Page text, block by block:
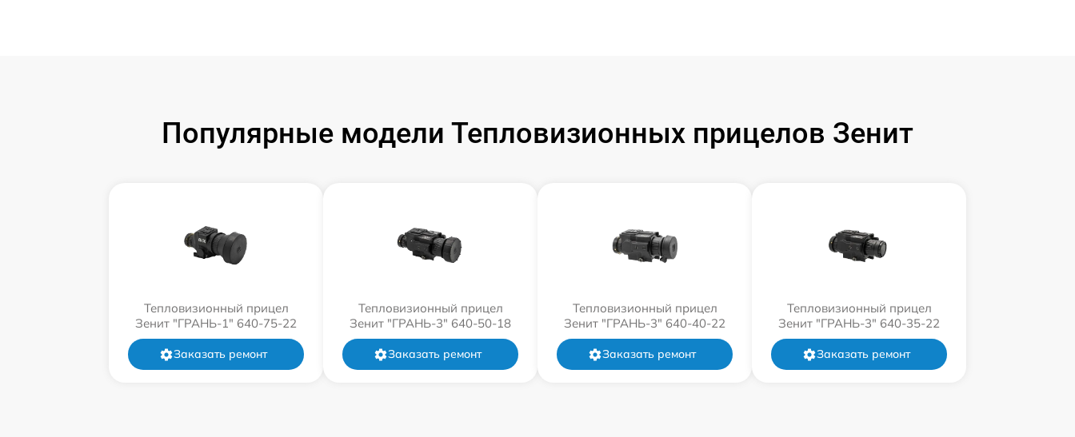
Популярные модели Тепловизионных прицелов Зенит
Тепловизионный прицел
Зенит "ГРАНЬ-1" 640-75-22
Заказать ремонт
Тепловизионный прицел
Зенит "ГРАНЬ-3" 640-50-18
Заказать ремонт
Тепловизионный прицел
Зенит "ГРАНЬ-3" 640-40-22
Заказать ремонт
Тепловизионный прицел
Зенит "ГРАНЬ-3" 640-35-22
Заказать ремонт